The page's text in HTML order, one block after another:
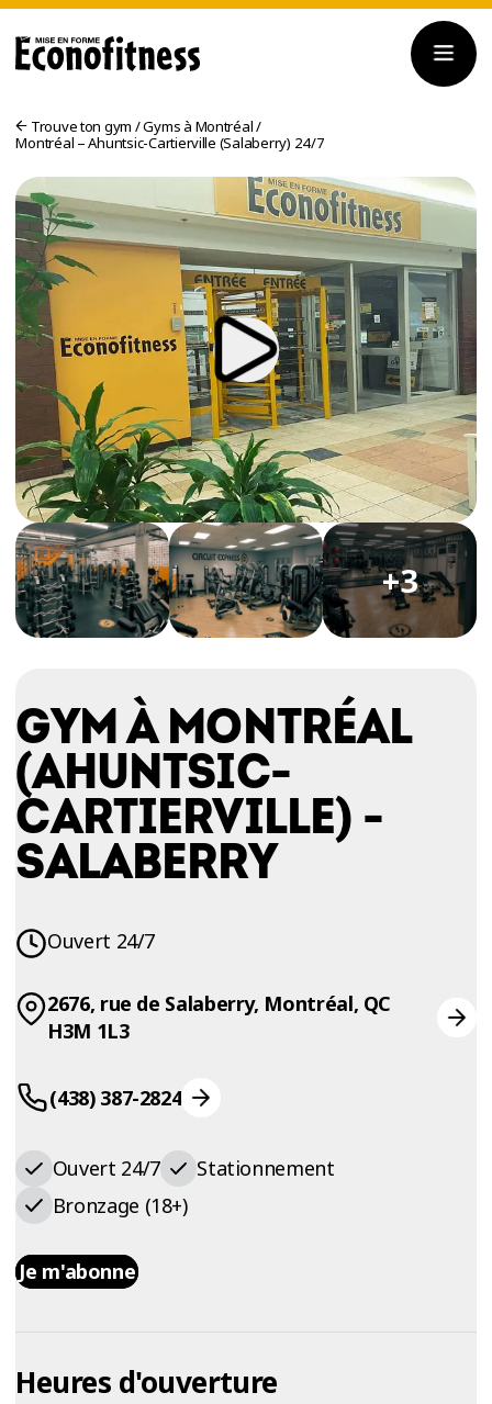
ESSAIS
ENTRAINEMENT
Trouve ton gym /Gyms à Montréal/
Montréal – Ahuntsic-Cartierville (Salaberry) 24/7
+3
GYM À MONTRÉAL
(AHUNTSIC-
CARTIERVILLE) -
SALABERRY
Ouvert 24/7
2676, rue de Salaberry, Montréal, QC
H3M 1L3
(438) 387-2824
Ouvert 24/7
Stationnement
Bronzage (18+)
Je m'abonne
Heures d'ouverture